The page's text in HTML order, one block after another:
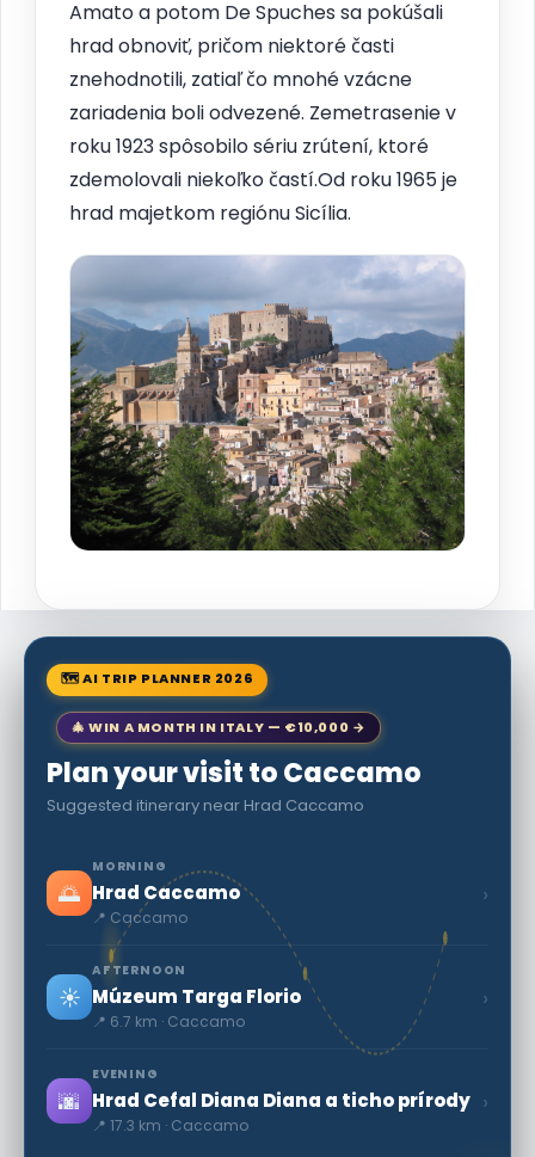
Amato a potom De Spuches sa pokúšali
hrad obnoviť, pričom niektoré časti
znehodnotili, zatiaľ čo mnohé vzácne
zariadenia boli odvezené. Zemetrasenie v
roku 1923 spôsobilo sériu zrútení, ktoré
zdemolovali niekoľko častí.Od roku 1965 je
hrad majetkom regiónu Sicília.
🗺 AI TRIP PLANNER 2026
🎄 WIN A MONTH IN ITALY — €10,000 →
Plan your visit to Caccamo
Suggested itinerary near Hrad Caccamo
🌅
MORNING
Hrad Caccamo
📍 Caccamo
›
☀️
AFTERNOON
Múzeum Targa Florio
📍 6.7 km · Caccamo
›
🌆
EVENING
Hrad Cefal Diana Diana a ticho prírody
📍 17.3 km · Caccamo
›